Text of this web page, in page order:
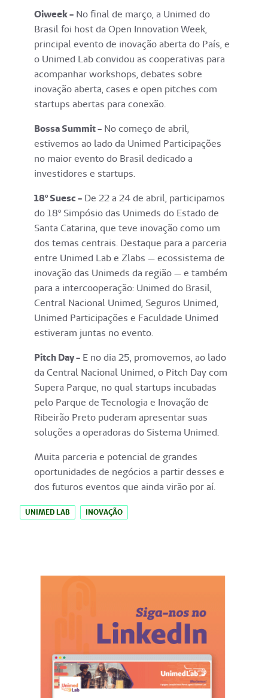
Oiweek - No final de março, a Unimed do
Brasil foi host da Open Innovation Week,
principal evento de inovação aberta do País, e
o Unimed Lab convidou as cooperativas para
acompanhar workshops, debates sobre
inovação aberta, cases e open pitches com
startups abertas para conexão.
Bossa Summit - No começo de abril,
estivemos ao lado da Unimed Participações
no maior evento do Brasil dedicado a
investidores e startups.
18º Suesc - De 22 a 24 de abril, participamos
do 18º Simpósio das Unimeds do Estado de
Santa Catarina, que teve inovação como um
dos temas centrais. Destaque para a parceria
entre Unimed Lab e Zlabs — ecossistema de
inovação das Unimeds da região — e também
para a intercooperação: Unimed do Brasil,
Central Nacional Unimed, Seguros Unimed,
Unimed Participações e Faculdade Unimed
estiveram juntas no evento.
Pitch Day - E no dia 25, promovemos, ao lado
da Central Nacional Unimed, o Pitch Day com
Supera Parque, no qual startups incubadas
pelo Parque de Tecnologia e Inovação de
Ribeirão Preto puderam apresentar suas
soluções a operadoras do Sistema Unimed.
Muita parceria e potencial de grandes
oportunidades de negócios a partir desses e
dos futuros eventos que ainda virão por aí.
UNIMED LAB INOVAÇÃO